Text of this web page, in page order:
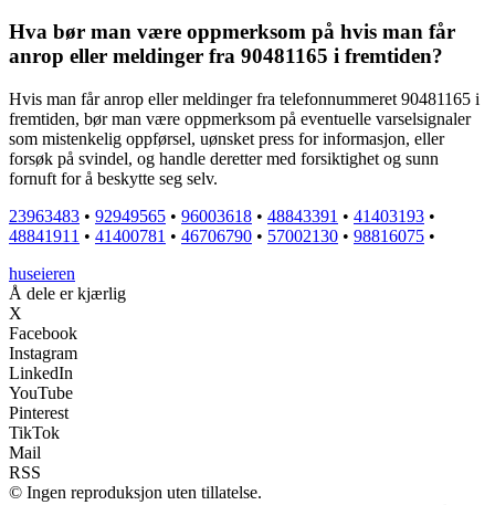
Hva bør man være oppmerksom på hvis man får
anrop eller meldinger fra 90481165 i fremtiden?
Hvis man får anrop eller meldinger fra telefonnummeret 90481165 i
fremtiden, bør man være oppmerksom på eventuelle varselsignaler
som mistenkelig oppførsel, uønsket press for informasjon, eller
forsøk på svindel, og handle deretter med forsiktighet og sunn
fornuft for å beskytte seg selv.
23963483 • 92949565 • 96003618 • 48843391 • 41403193 •
48841911 • 41400781 • 46706790 • 57002130 • 98816075 •
huseieren
Å dele er kjærlig
X
Facebook
Instagram
LinkedIn
YouTube
Pinterest
TikTok
Mail
RSS
© Ingen reproduksjon uten tillatelse.